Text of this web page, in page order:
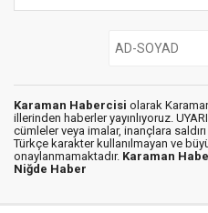
Karaman Habercisi olarak
illerinden haberler yayınlıyoruz.
cümleler veya imalar, inançlara
Türkçe karakter kullanılmayan ve
onaylanmamaktadır. Karaman
Niğde Haber